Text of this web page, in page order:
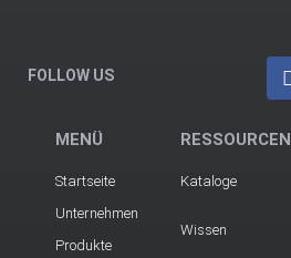
FOLLOW US
MENÜ
Startseite
Unternehmen
Produkte
RESSOURCEN
Kataloge
Wissen